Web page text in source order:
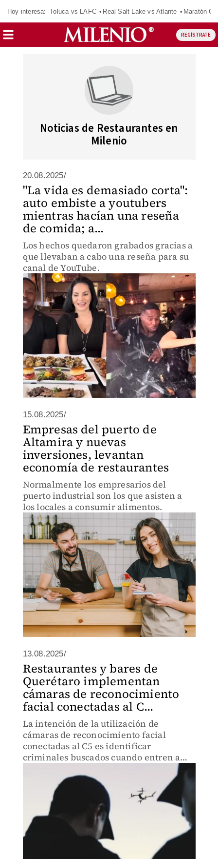
Hoy interesa: Toluca vs LAFC Real Salt Lake vs Atlante Maratón
REGÍSTRATE
Noticias de Restaurantes en
Milenio
20.08.2025/
"La vida es demasiado corta":
auto embiste a youtubers
mientras hacían una reseña
de comida; a...
Los hechos quedaron grabados gracias a
que llevaban a cabo una reseña para su
canal de YouTube.
15.08.2025/
Empresas del puerto de
Altamira y nuevas
inversiones, levantan
economía de restaurantes
Normalmente los empresarios del
puerto industrial son los que asisten a
los locales a consumir alimentos.
13.08.2025/
Restaurantes y bares de
Querétaro implementan
cámaras de reconocimiento
facial conectadas al C...
La intención de la utilización de
cámaras de reconocimiento facial
conectadas al C5 es identificar
criminales buscados cuando entren a